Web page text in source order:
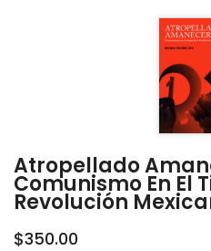
Atropellado
Comunismo En El
Revolución
$350.00